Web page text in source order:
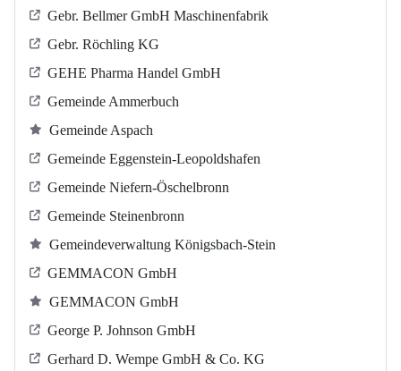
Gebr. Bellmer GmbH Maschinenfabrik
Gebr. Röchling KG
GEHE Pharma Handel GmbH
Gemeinde Ammerbuch
Gemeinde Aspach
Gemeinde Eggenstein-Leopoldshafen
Gemeinde Niefern-Öschelbronn
Gemeinde Steinenbronn
Gemeindeverwaltung Königsbach-Stein
GEMMACON GmbH
GEMMACON GmbH
George P. Johnson GmbH
Gerhard D. Wempe GmbH & Co. KG